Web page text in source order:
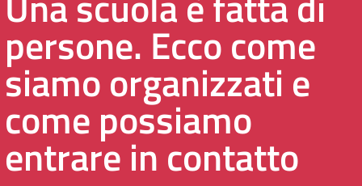
persone. Ecco come
siamo organizzati e
come possiamo
entrare in contatto